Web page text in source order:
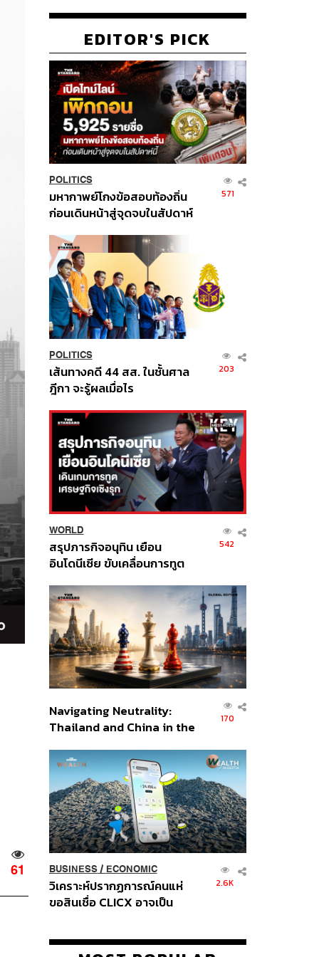
61
EDITOR'S PICK
POLITICS
มหากาพย์โกงข้อสอบท้องถิ่น
ก่อนเดินหน้าสู่จุดจบในสัปดาห์
571
POLITICS
เส้นทางคดี 44 สส. ในชั้นศาล
ฎีกา จะรู้ผลเมื่อไร
203
WORLD
สรุปภารกิจอนุทิน เยือน
อินโดนีเซีย ขับเคลื่อนการทูต
ส่วนยุทธศาสตร์ไทย –
อินโดนีเซีย
542
Navigating Neutrality:
Thailand and China in the
Order
170
BUSINESS/ ECONOMIC
วิเคราะห์ปรากฏการณ์คนแห่
ขอสินเชื่อ CLICX อาจเป็น
ปัญหาหนี้ครัวเรือนไทยที่ถูกซุก
2.6K